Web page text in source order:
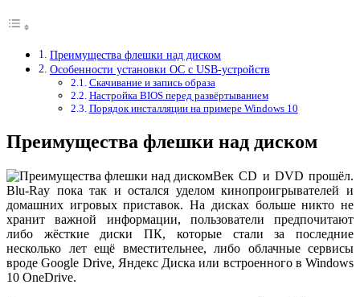
Преимущества флешки над диском
Особенности установки ОС с USB-устройств
Скачивание и запись образа
Настройка BIOS перед развёртыванием
Порядок инсталляции на примере Windows 10
Преимущества флешки над диском
Век CD и DVD прошёл.
Blu-Ray пока так и остался уделом кинопроигрывателей и
домашних игровых приставок. На дисках больше никто не
хранит важной информации, пользователи предпочитают
либо жёсткие диски ПК, которые стали за последние
несколько лет ещё вместительнее, либо облачные сервисы
вроде Google Drive, Яндекс Диска или встроенного в Windows
10 OneDrive.